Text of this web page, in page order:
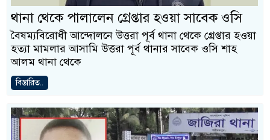
থানা থেকে পালালেন গ্রেপ্তার হওয়া সাবেক ওসি
বৈষম্যবিরোধী আন্দোলনে উত্তরা পূর্ব থানা থেকে গ্রেপ্তার হওয়া
হত্যা মামলার আসামি উত্তরা পূর্ব থানার সাবেক ওসি শাহ
আলম থানা থেকে
বিস্তারিত..